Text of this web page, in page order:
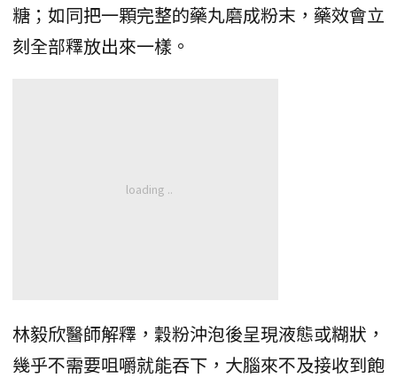
糖；如同把一顆完整的藥丸磨成粉末，藥效會立
刻全部釋放出來一樣。
林毅欣醫師解釋，穀粉沖泡後呈現液態或糊狀，
幾乎不需要咀嚼就能吞下，大腦來不及接收到飽